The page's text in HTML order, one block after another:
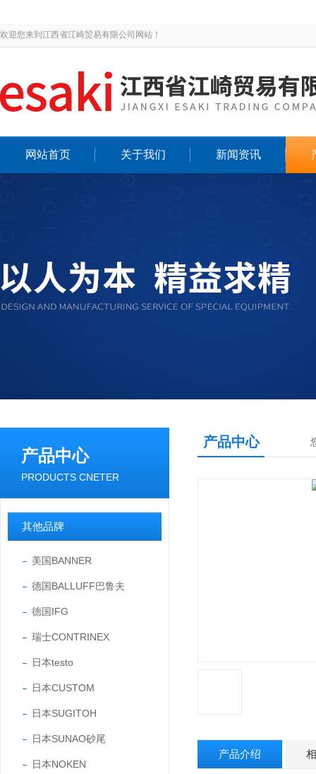
欢迎您来到江西省江崎贸易有限公司网站！
网站首页 关于我们 新闻资讯
产品中心
PRODUCTS CNETER
其他品牌
美国BANNER
德国BALLUFF巴鲁夫
德国IFG
瑞士CONTRINEX
日本testo
日本CUSTOM
日本SUGITOH
日本SUNAO砂尾
日本NOKEN
产品中心
产品介绍